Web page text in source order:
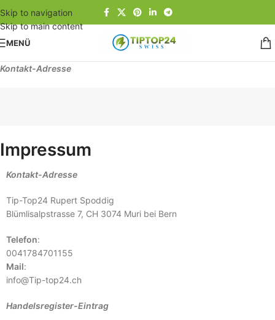
Skip to navigation
Skip to main content
MENÜ
Kontakt-Adresse
Impressum
Kontakt-Adresse
Tip-Top24 Rupert Spoddig
Blümlisalpstrasse 7, CH 3074 Muri bei Bern
Telefon:
0041784701155
Mail:
info@Tip-top24.ch
Handelsregister-Eintrag